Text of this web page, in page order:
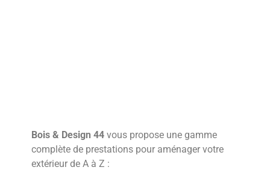
Bois & Design 44 vous propose une gamme
complète de prestations pour aménager votre
extérieur de A à Z :